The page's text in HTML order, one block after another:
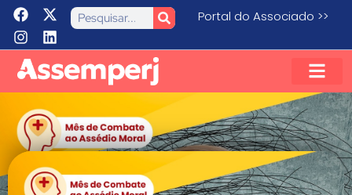
Portal do Associado >>